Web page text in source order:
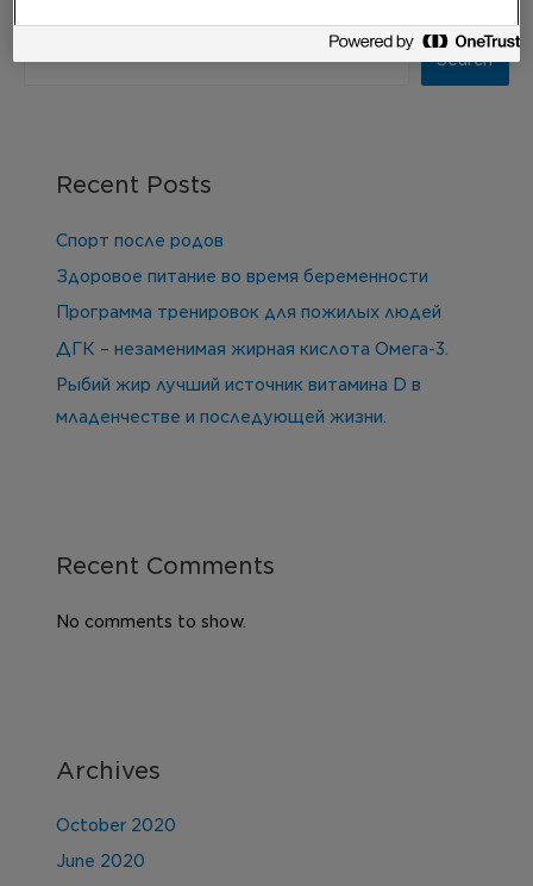
Search
Recent Posts
Спорт после родов
Здоровое питание во время беременности
Программа тренировок для пожилых людей
ДГК – незаменимая жирная кислота Омега-3.
Рыбий жир лучший источник витамина D в
младенчестве и последующей жизни.
Recent Comments
No comments to show.
Archives
October 2020
June 2020